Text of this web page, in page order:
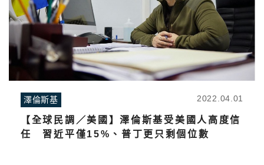
澤倫斯基 2022.04.01
【全球民調／美國】澤倫斯基受美國人高度信
任 習近平僅15%、普丁更只剩個位數